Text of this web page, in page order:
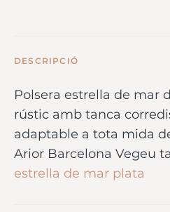
DESCRIPCIÓ
Polsera estrella de mar
rústic amb tanca
adaptable a tota mida
Arior Barcelona Vegeu
estrella de mar plata